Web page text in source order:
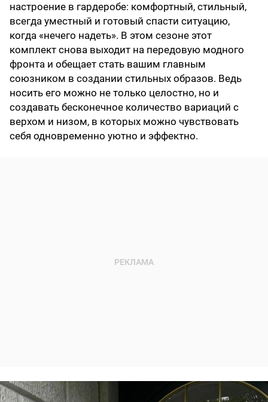
настроение в гардеробе: комфортный, стильный,
всегда уместный и готовый спасти ситуацию,
когда «нечего надеть». В этом сезоне этот
комплект снова выходит на передовую модного
фронта и обещает стать вашим главным
союзником в создании стильных образов. Ведь
носить его можно не только целостно, но и
создавать бесконечное количество вариаций с
верхом и низом, в которых можно чувствовать
себя одновременно уютно и эффектно.